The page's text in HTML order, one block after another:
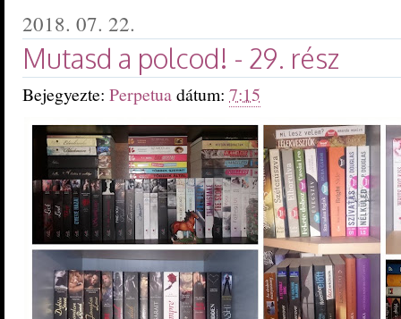
2018. 07. 22.
Mutasd a polcod! - 29. rész
Bejegyezte: Perpetuadátum: 7:15